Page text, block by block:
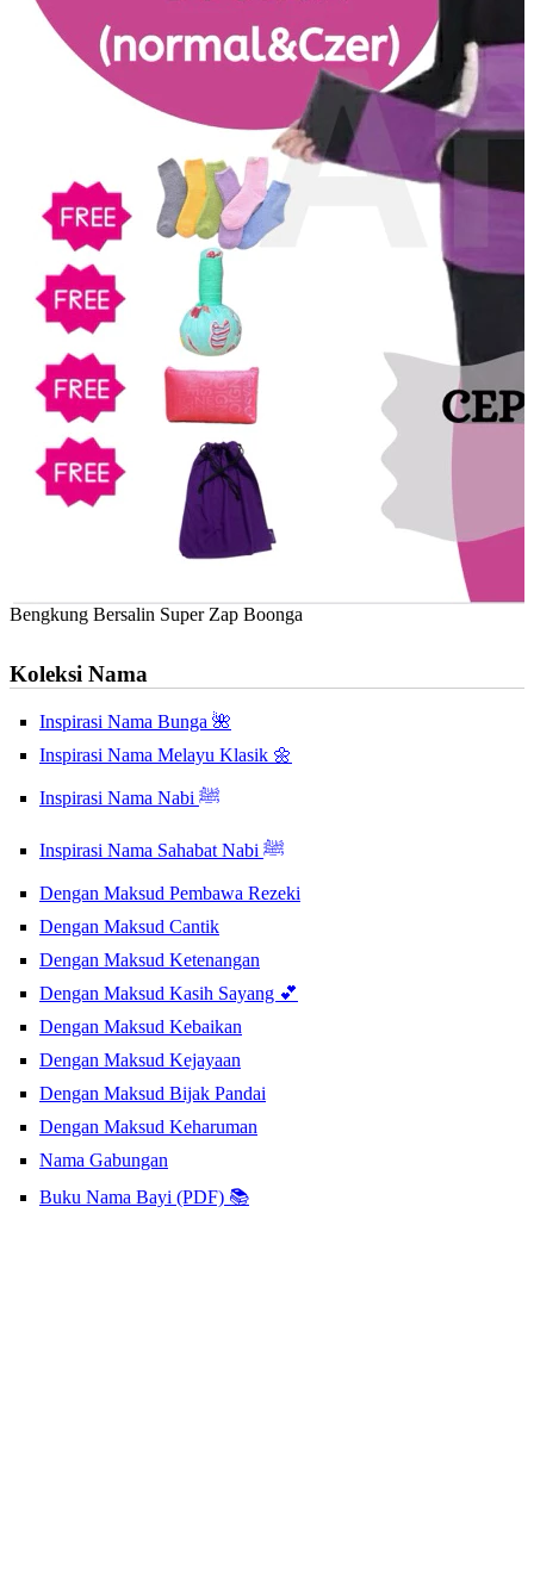
Bengkung Bersalin Super Zap Boonga
Koleksi Nama
Inspirasi Nama Bunga 🌺
Inspirasi Nama Melayu Klasik 🌼
Inspirasi Nama Nabi ﷺ
Inspirasi Nama Sahabat Nabi ﷺ
Dengan Maksud Pembawa Rezeki
Dengan Maksud Cantik
Dengan Maksud Ketenangan
Dengan Maksud Kasih Sayang 💕
Dengan Maksud Kebaikan
Dengan Maksud Kejayaan
Dengan Maksud Bijak Pandai
Dengan Maksud Keharuman
Nama Gabungan
Buku Nama Bayi (PDF) 📚